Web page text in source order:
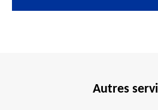
Autres